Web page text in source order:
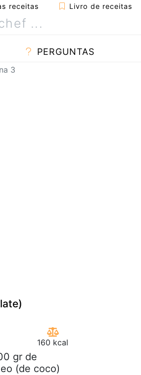
receitas Livro de receitas
PERGUNTAS
3
160 kcal
gr de
(de coco)